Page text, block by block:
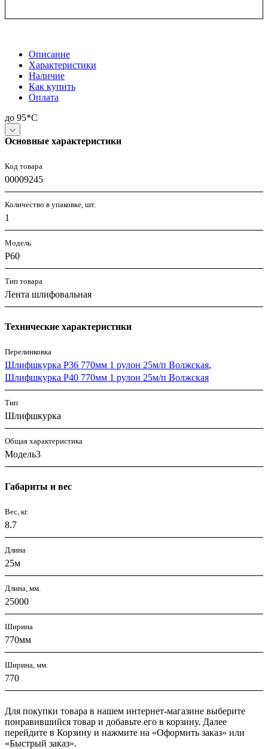
Описание
Характеристики
Наличие
Как купить
Оплата
до 95*С
Основные характеристики
Код товара
00009245
Количество в упаковке, шт.
1
Модель
Р60
Тип товара
Лента шлифовальная
Технические характеристики
Перелинковка
Шлифшкурка P36 770мм 1 рулон 25м/п Волжская,
Шлифшкурка P40 770мм 1 рулон 25м/п Волжская
Тип
Шлифшкурка
Общая характеристика
Модель3
Габариты и вес
Вес, кг.
8.7
Длина
25м
Длина, мм.
25000
Ширина
770мм
Ширина, мм.
770
Для покупки товара в нашем интернет-магазине выберите
понравившийся товар и добавьте его в корзину. Далее
перейдите в Корзину и нажмите на «Оформить заказ» или
«Быстрый заказ».